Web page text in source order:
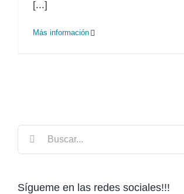
[...]
Más información
Sígueme en las redes sociales!!!